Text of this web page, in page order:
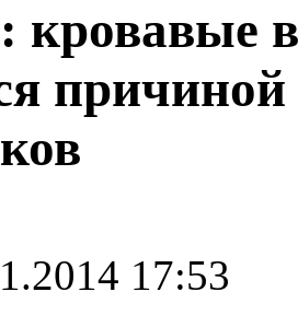
кровавые
причиной
17:53